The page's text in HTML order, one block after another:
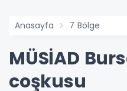
Anasayfa 7 Bölge
MÜSİAD
coşkusu